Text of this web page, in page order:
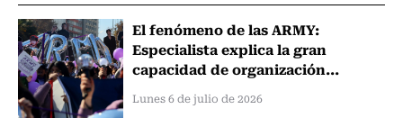
El fenómeno de las ARMY:
Especialista explica la gran
capacidad de organización...
Lunes 6 de julio de 2026